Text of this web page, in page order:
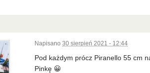
Napisano 30 sierpień 2021 - 12:44
Pod każdym prócz Piranello 55 cm
Pinkę 😀